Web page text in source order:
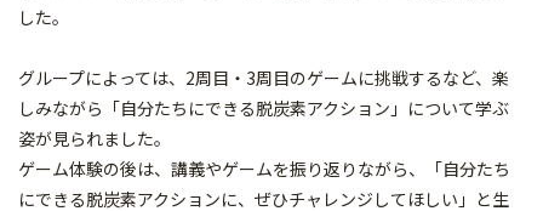
した。
グループによっては、2周目・3周目のゲームに挑戦するなど、楽
しみながら「自分たちにできる脱炭素アクション」について学ぶ
姿が見られました。
ゲーム体験の後は、講義やゲームを振り返りながら、「自分たち
にできる脱炭素アクションに、ぜひチャレンジしてほしい」と生